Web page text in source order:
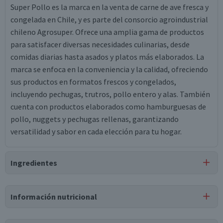
Super Pollo es la marca en la venta de carne de ave fresca y
congelada en Chile, y es parte del consorcio agroindustrial
chileno Agrosuper. Ofrece una amplia gama de productos
para satisfacer diversas necesidades culinarias, desde
comidas diarias hasta asados y platos más elaborados. La
marca se enfoca en la conveniencia y la calidad, ofreciendo
sus productos en formatos frescos y congelados,
incluyendo pechugas, trutros, pollo entero y alas. También
cuenta con productos elaborados como hamburguesas de
pollo, nuggets y pechugas rellenas, garantizando
versatilidad y sabor en cada elección para tu hogar.
Ingredientes
Información nutricional